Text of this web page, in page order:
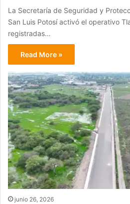
La Secretaría de Seguridad y
San Luis Potosí activó el operativo
registradas…
Read More »
junio 26, 2026